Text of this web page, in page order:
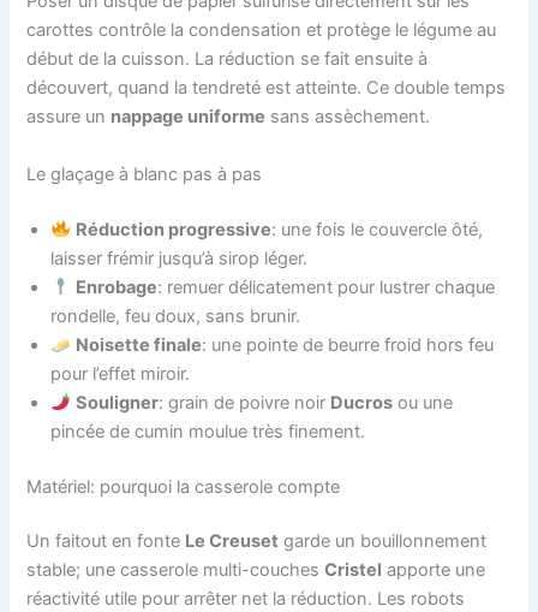
carottes contrôle la condensation et protège le légume au
début de la cuisson. La réduction se fait ensuite à
découvert, quand la tendreté est atteinte. Ce double temps
assure un nappage uniforme sans assèchement.
Le glaçage à blanc pas à pas
Réduction progressive: une fois le couvercle ôté,
laisser frémir jusqu’à sirop léger.
Enrobage: remuer délicatement pour lustrer chaque
rondelle, feu doux, sans brunir.
Noisette finale: une pointe de beurre froid hors feu
pour l’effet miroir.
Souligner: grain de poivre noir Ducros ou une
pincée de cumin moulue très finement.
Matériel: pourquoi la casserole compte
Un faitout en fonte Le Creuset garde un bouillonnement
stable; une casserole multi-couchesCristel apporte une
réactivité utile pour arrêter net la réduction. Les robots